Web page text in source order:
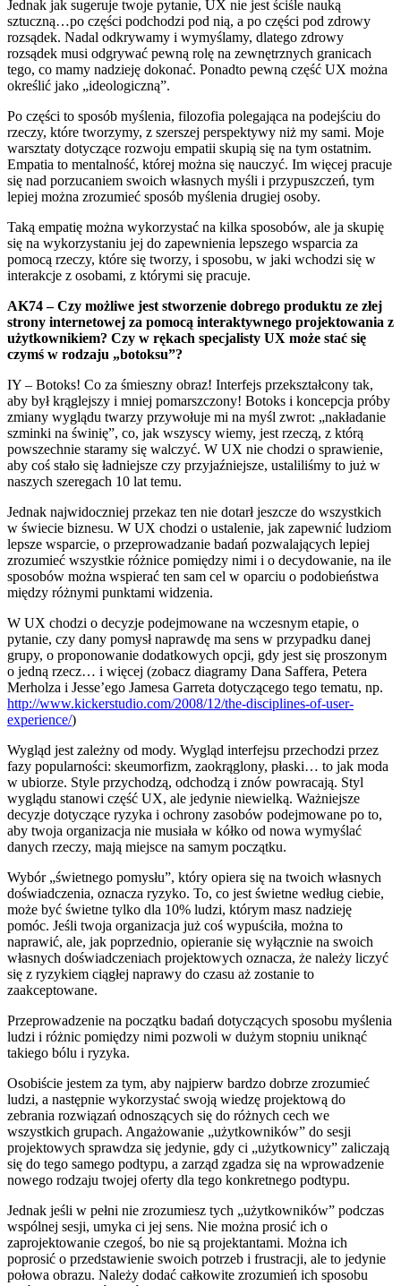
Jednak jak sugeruje twoje pytanie, UX nie jest ściśle nauką
sztuczną…po części podchodzi pod nią, a po części pod zdrowy
rozsądek. Nadal odkrywamy i wymyślamy, dlatego zdrowy
rozsądek musi odgrywać pewną rolę na zewnętrznych granicach
tego, co mamy nadzieję dokonać. Ponadto pewną część UX można
określić jako „ideologiczną”.
Po części to sposób myślenia, filozofia polegająca na podejściu do
rzeczy, które tworzymy, z szerszej perspektywy niż my sami. Moje
warsztaty dotyczące rozwoju empatii skupią się na tym ostatnim.
Empatia to mentalność, której można się nauczyć. Im więcej pracuje
się nad porzucaniem swoich własnych myśli i przypuszczeń, tym
lepiej można zrozumieć sposób myślenia drugiej osoby.
Taką empatię można wykorzystać na kilka sposobów, ale ja skupię
się na wykorzystaniu jej do zapewnienia lepszego wsparcia za
pomocą rzeczy, które się tworzy, i sposobu, w jaki wchodzi się w
interakcje z osobami, z którymi się pracuje.
AK74 – Czy możliwe jest stworzenie dobrego produktu ze złej
strony internetowej za pomocą interaktywnego projektowania z
użytkownikiem? Czy w rękach specjalisty UX może stać się
czymś w rodzaju „botoksu”?
IY – Botoks! Co za śmieszny obraz! Interfejs przekształcony tak,
aby był krąglejszy i mniej pomarszczony! Botoks i koncepcja próby
zmiany wyglądu twarzy przywołuje mi na myśl zwrot: „nakładanie
szminki na świnię”, co, jak wszyscy wiemy, jest rzeczą, z którą
powszechnie staramy się walczyć. W UX nie chodzi o sprawienie,
aby coś stało się ładniejsze czy przyjaźniejsze, ustaliliśmy to już w
naszych szeregach 10 lat temu.
Jednak najwidoczniej przekaz ten nie dotarł jeszcze do wszystkich
w świecie biznesu. W UX chodzi o ustalenie, jak zapewnić ludziom
lepsze wsparcie, o przeprowadzanie badań pozwalających lepiej
zrozumieć wszystkie różnice pomiędzy nimi i o decydowanie, na ile
sposobów można wspierać ten sam cel w oparciu o podobieństwa
między różnymi punktami widzenia.
W UX chodzi o decyzje podejmowane na wczesnym etapie, o
pytanie, czy dany pomysł naprawdę ma sens w przypadku danej
grupy, o proponowanie dodatkowych opcji, gdy jest się proszonym
o jedną rzecz… i więcej (zobacz diagramy Dana Saffera, Petera
Merholza i Jesse’ego Jamesa Garreta dotyczącego tego tematu, np.
http://www.kickerstudio.com/2008/12/the-disciplines-of-user-
experience/)
Wygląd jest zależny od mody. Wygląd interfejsu przechodzi przez
fazy popularności: skeumorfizm, zaokrąglony, płaski… to jak moda
w ubiorze. Style przychodzą, odchodzą i znów powracają. Styl
wyglądu stanowi część UX, ale jedynie niewielką. Ważniejsze
decyzje dotyczące ryzyka i ochrony zasobów podejmowane po to,
aby twoja organizacja nie musiała w kółko od nowa wymyślać
danych rzeczy, mają miejsce na samym początku.
Wybór „świetnego pomysłu”, który opiera się na twoich własnych
doświadczenia, oznacza ryzyko. To, co jest świetne według ciebie,
może być świetne tylko dla 10% ludzi, którym masz nadzieję
pomóc. Jeśli twoja organizacja już coś wypuściła, można to
naprawić, ale, jak poprzednio, opieranie się wyłącznie na swoich
własnych doświadczeniach projektowych oznacza, że należy liczyć
się z ryzykiem ciągłej naprawy do czasu aż zostanie to
zaakceptowane.
Przeprowadzenie na początku badań dotyczących sposobu myślenia
ludzi i różnic pomiędzy nimi pozwoli w dużym stopniu uniknąć
takiego bólu i ryzyka.
Osobiście jestem za tym, aby najpierw bardzo dobrze zrozumieć
ludzi, a następnie wykorzystać swoją wiedzę projektową do
zebrania rozwiązań odnoszących się do różnych cech we
wszystkich grupach. Angażowanie „użytkowników” do sesji
projektowych sprawdza się jedynie, gdy ci „użytkownicy” zaliczają
się do tego samego podtypu, a zarząd zgadza się na wprowadzenie
nowego rodzaju twojej oferty dla tego konkretnego podtypu.
Jednak jeśli w pełni nie zrozumiesz tych „użytkowników” podczas
wspólnej sesji, umyka ci jej sens. Nie można prosić ich o
zaprojektowanie czegoś, bo nie są projektantami. Można ich
poprosić o przedstawienie swoich potrzeb i frustracji, ale to jedynie
połowa obrazu. Należy dodać całkowite zrozumień ich sposobu